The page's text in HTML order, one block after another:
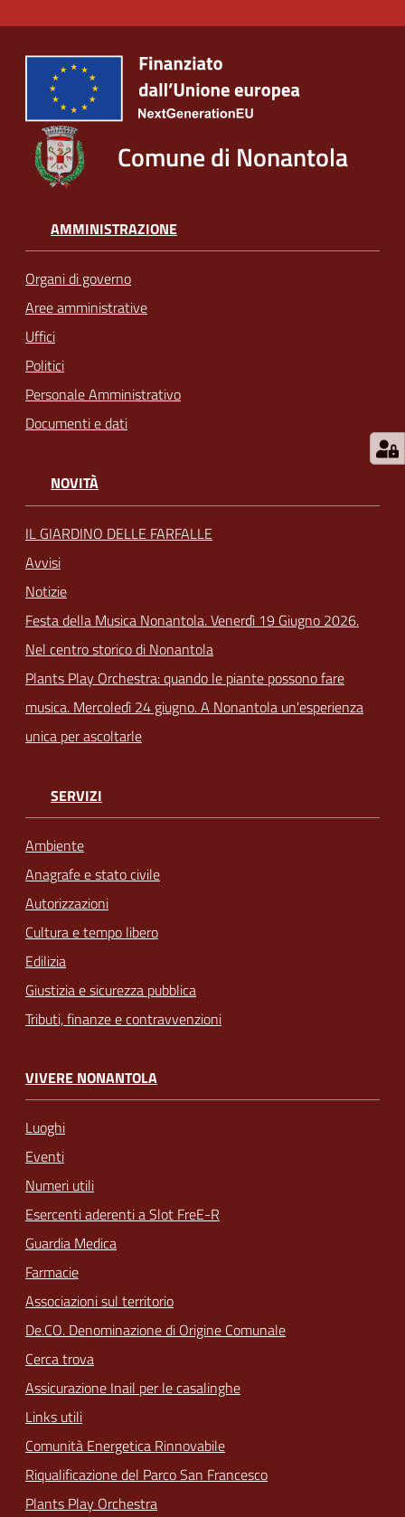
Comune di Nonantola
AMMINISTRAZIONE
Organi di governo
Aree amministrative
Uffici
Politici
Personale Amministrativo
Documenti e dati
NOVITÀ
IL GIARDINO DELLE FARFALLE
Avvisi
Notizie
Festa della Musica Nonantola. Venerdì 19 Giugno 2026.
Nel centro storico di Nonantola
Plants Play Orchestra: quando le piante possono fare
musica. Mercoledì 24 giugno. A Nonantola un'esperienza
unica per ascoltarle
SERVIZI
Ambiente
Anagrafe e stato civile
Autorizzazioni
Cultura e tempo libero
Edilizia
Giustizia e sicurezza pubblica
Tributi, finanze e contravvenzioni
VIVERE NONANTOLA
Luoghi
Eventi
Numeri utili
Esercenti aderenti a Slot FreE-R
Guardia Medica
Farmacie
Associazioni sul territorio
De.CO. Denominazione di Origine Comunale
Cerca trova
Assicurazione Inail per le casalinghe
Links utili
Comunità Energetica Rinnovabile
Riqualificazione del Parco San Francesco
Plants Play Orchestra